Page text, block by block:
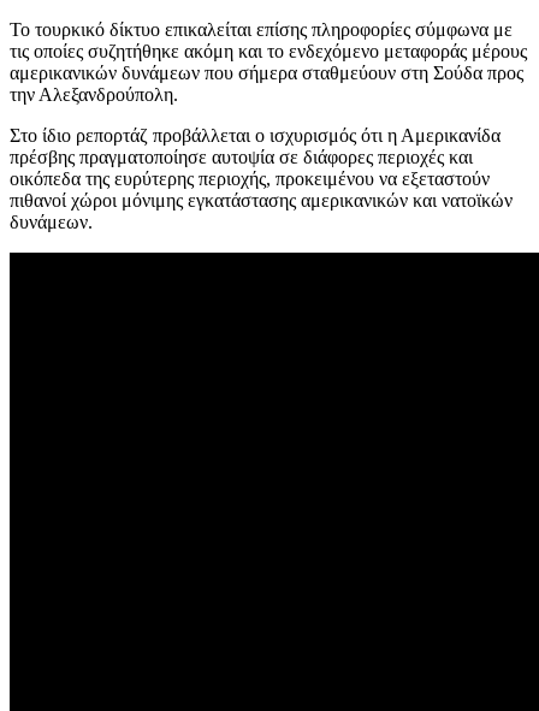
Το τουρκικό δίκτυο επικαλείται επίσης πληροφορίες σύμφωνα με
τις οποίες συζητήθηκε ακόμη και το ενδεχόμενο μεταφοράς μέρους
αμερικανικών δυνάμεων που σήμερα σταθμεύουν στη Σούδα προς
την Αλεξανδρούπολη.
Στο ίδιο ρεπορτάζ προβάλλεται ο ισχυρισμός ότι η Αμερικανίδα
πρέσβης πραγματοποίησε αυτοψία σε διάφορες περιοχές και
οικόπεδα της ευρύτερης περιοχής, προκειμένου να εξεταστούν
πιθανοί χώροι μόνιμης εγκατάστασης αμερικανικών και νατοϊκών
δυνάμεων.